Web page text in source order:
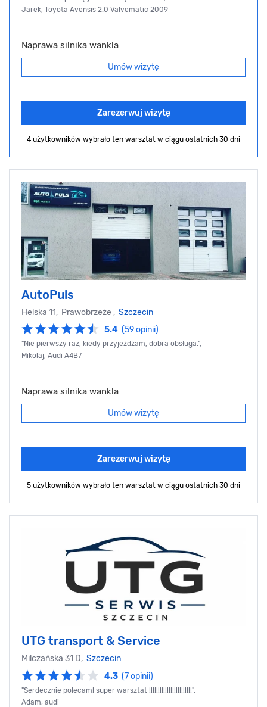
Jarek, Toyota Avensis 2.0 Valvematic 2009
Naprawa silnika wankla
Umów wizytę
Zarezerwuj wizytę
4 użytkowników wybrało ten warsztat w ciągu ostatnich 30 dni
AutoPuls
Helska 11, Prawobrzeże , Szczecin
5.4 (59 opinii)
"Nie pierwszy raz, kiedy przyjeżdżam, dobra obsługa.",
Mikolaj, Audi A4B7
Naprawa silnika wankla
Umów wizytę
Zarezerwuj wizytę
5 użytkowników wybrało ten warsztat w ciągu ostatnich 30 dni
UTG transport & Service
Milczańska 31 D, Szczecin
4.3 (7 opinii)
"Serdecznie polecam! super warsztat !!!!!!!!!!!!!!!!!!!!!!!!",
Adam, audi